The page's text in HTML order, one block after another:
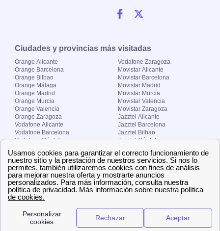
Ciudades y provincias más visitadas
Orange Alicante
Orange Barcelona
Orange Bilbao
Orange Málaga
Orange Madrid
Orange Murcia
Orange Valencia
Orange Zaragoza
Vodafone Alicante
Vodafone Barcelona
Vodafone Córdoba
Vodafone Madrid
Vodafone Murcia
Vodafone Valencia
Vodafone Zaragoza
Movistar Alicante
Movistar Barcelona
Movistar Madrid
Movistar Murcia
Movistar Valencia
Movistar Zaragoza
Jazztel Alicante
Jazztel Barcelona
Jazztel Bilbao
Jazztel Córdoba
Jazztel Málaga
Jazztel Valencia
Jazztel Zaragoza
Sobre Zona-internet.com
¿Quiénes somos?
El grupo papernest
Aviso legal Nuestras ofertas de trabajo